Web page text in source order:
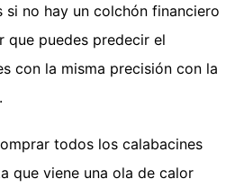
si no hay un colchón financiero
que puedes predecir el
con la misma precisión con la
todos los calabacines
que viene una ola de calor